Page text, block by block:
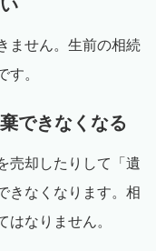
ません。生前の相続
す。
できなくなる
売却したりして「遺
きなくなります。相
なりません。